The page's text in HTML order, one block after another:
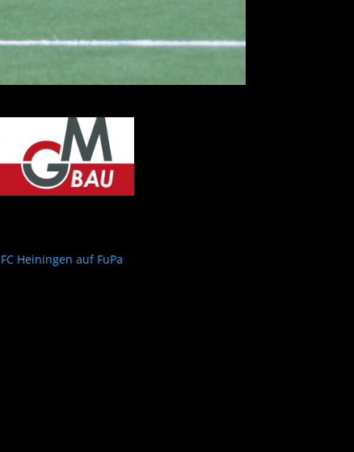
Heiningen auf FuPa